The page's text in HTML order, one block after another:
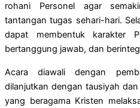
rohani Personel agar
tantangan tugas sehari-hari.
dapat membentuk karakter
bertanggung jawab, dan
Acara diawali dengan
dilanjutkan dengan tausiyah
yang beragama Kristen